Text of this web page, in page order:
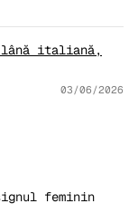
lână italiană,
03/06/2026
feminin